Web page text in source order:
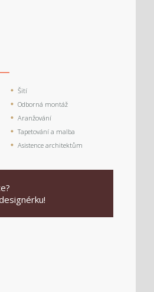
Šití
Odborná montáž
Aranžování
Tapetování a malba
Asistence architektům